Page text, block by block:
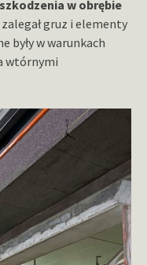
w obrębie
zalegał gruz i elementy
były w warunkach
wtórnymi